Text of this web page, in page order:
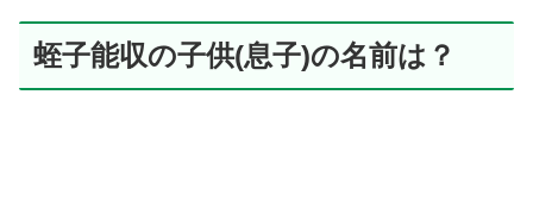
蛭子能収の子供(息子)の名前は？